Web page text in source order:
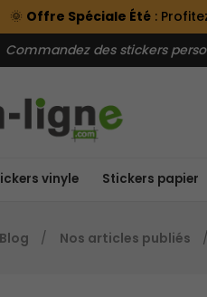
🌞 Offre Spéciale Été:
Commandez des stickers
vinyle Stickers papier
Blog Nos articles publiés